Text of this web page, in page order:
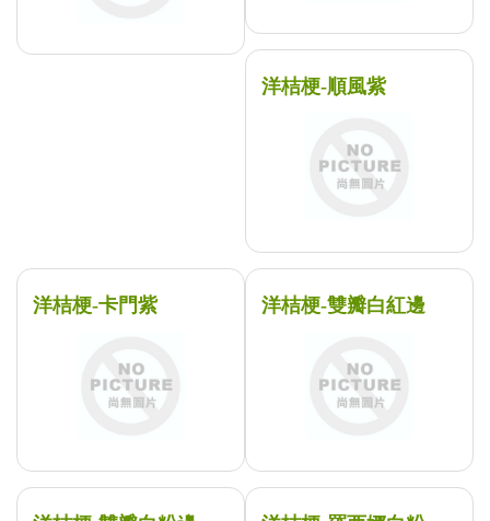
洋桔梗-順風紫
洋桔梗-卡門紫 洋桔梗-雙瓣白紅邊